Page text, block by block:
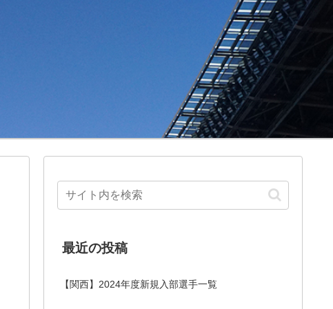
最近の投稿
【関西】2024年度新規入部選手一覧